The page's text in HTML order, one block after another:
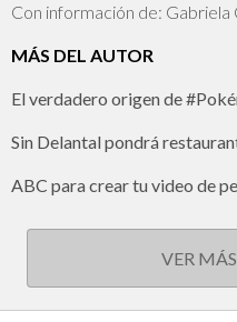
Con información de: Gabriela
MÁS DEL AUTOR
El verdadero origen de
Sin Delantal pondrá
ABC para crear tu video de
VER